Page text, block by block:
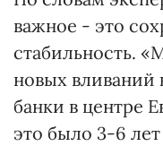
важное - это
стабильность.
новых вливаний
банки в центре
это было 3-6